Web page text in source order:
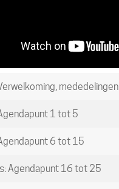
mededelingen
1 tot 5
6 tot 15
Agendapunt 16 tot 25